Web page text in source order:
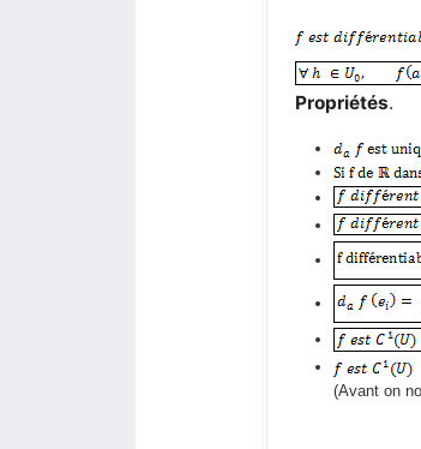
Propriétés.
(Avant on